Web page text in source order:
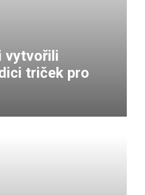
vytvořili
triček pro